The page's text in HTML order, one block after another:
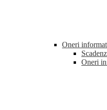
Oneri
Oneri